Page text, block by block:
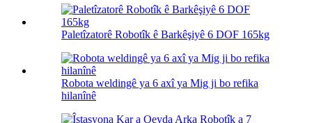
Paletîzatorê Robotîk ê Barkêşiyê 6 DOF 165kg
Robota weldingê ya 6 axî ya Mig ji bo refika
hilanînê